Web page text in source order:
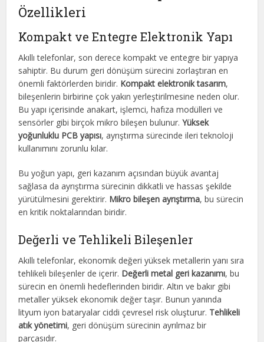
Özellikleri
Kompakt ve Entegre Elektronik Yapı
Akıllı telefonlar, son derece kompakt ve entegre bir yapıya
sahiptir. Bu durum geri dönüşüm sürecini zorlaştıran en
önemli faktörlerden biridir. Kompakt elektronik tasarım,
bileşenlerin birbirine çok yakın yerleştirilmesine neden olur.
Bu yapı içerisinde anakart, işlemci, hafıza modülleri ve
sensörler gibi birçok mikro bileşen bulunur.Yüksek
yoğunluklu PCB yapısı, ayrıştırma sürecinde ileri teknoloji
kullanımını zorunlu kılar.
Bu yoğun yapı, geri kazanım açısından büyük avantaj
sağlasa da ayrıştırma sürecinin dikkatli ve hassas şekilde
yürütülmesini gerektirir. Mikro bileşen ayrıştırma, bu sürecin
en kritik noktalarından biridir.
Değerli ve Tehlikeli Bileşenler
Akıllı telefonlar, ekonomik değeri yüksek metallerin yanı sıra
tehlikeli bileşenler de içerir. Değerli metal geri kazanımı, bu
sürecin en önemli hedeflerinden biridir. Altın ve bakır gibi
metaller yüksek ekonomik değer taşır. Bunun yanında
lityum iyon bataryalar ciddi çevresel risk oluşturur. Tehlikeli
atık yönetimi, geri dönüşüm sürecinin ayrılmaz bir
parçasıdır.